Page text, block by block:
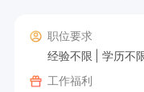
职位要求
经验不限
学历不
工作福利